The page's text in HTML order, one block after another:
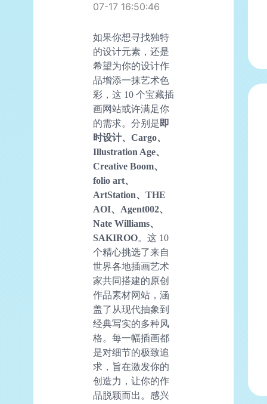
07-17 16:50:46
如果你想寻找独特
的设计元素，还是
希望为你的设计作
品增添一抹艺术色
彩，这 10 个宝藏插
画网站或许满足你
的需求。分别是 即
时设计、Cargo、
Illustration Age、
Creative Boom、
folio art、
ArtStation、THE
AOI、Agent002、
Nate Williams、
SAKIROO。这 10
个精心挑选了来自
世界各地插画艺术
家共同搭建的原创
作品素材网站，涵
盖了从现代抽象到
经典写实的多种风
格。每一幅插画都
是对细节的极致追
求，旨在激发你的
创造力，让你的作
品脱颖而出。感兴